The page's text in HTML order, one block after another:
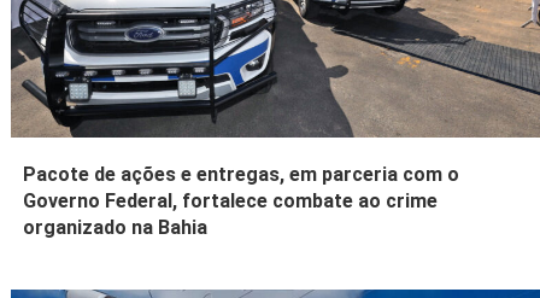
Pacote de ações e entregas, em parceria com o
Governo Federal, fortalece combate ao crime
organizado na Bahia